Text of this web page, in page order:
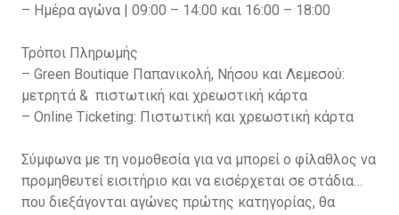
– Ημέρα αγώνα | 09:00 – 14:00 και 16:00 – 18:00
Τρόποι Πληρωμής
– Green Boutique Παπανικολή, Νήσου και Λεμεσού:
μετρητά & πιστωτική και χρεωστική κάρτα
– Online Ticketing: Πιστωτική και χρεωστική κάρτα
Σύμφωνα με τη νομοθεσία για να μπορεί ο φίλαθλος να
προμηθευτεί εισιτήριο και να εισέρχεται σε στάδια
που διεξάγονται αγώνες πρώτης κατηγορίας, θα